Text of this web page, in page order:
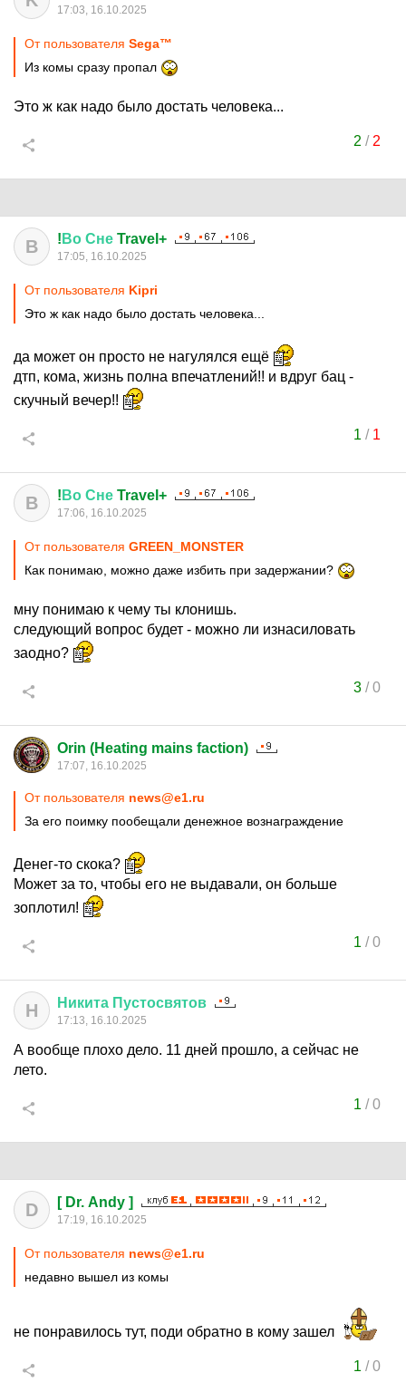
17:03, 16.10.2025
От пользователя Sega™
Из комы сразу пропал
Это ж как надо было достать человека...
2 / 2
В ! Во Сне Travel+
17:05, 16.10.2025
От пользователя Kipri
Это ж как надо было достать человека...
да может он просто не нагулялся ещё
дтп, кома, жизнь полна впечатлений!! и вдруг бац -
скучный вечер!!
1 / 1
В ! Во Сне Travel+
17:06, 16.10.2025
От пользователя GREEN_MONSTER
Как понимаю, можно даже избить при задержании?
мну понимаю к чему ты клонишь.
следующий вопрос будет - можно ли изнасиловать
заодно?
3/0
Orin (Heating mains faction)
17:07, 16.10.2025
От пользователя news@e1.ru
За его поимку пообещали денежное вознаграждение
Денег-то скока?
Может за то, чтобы его не выдавали, он больше
зоплотил!
1 /0
Н Никита Пустосвятов
17:13, 16.10.2025
А вообще плохо дело. 11 дней прошло, а сейчас не
лето.
1 /0
D [ Dr. Andy ]
17:19, 16.10.2025
От пользователя news@e1.ru
недавно вышел из комы
не понравилось тут, поди обратно в кому зашел
1 /0